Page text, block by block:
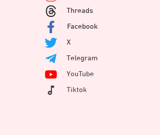
Threads
Facebook
X
Telegram
YouTube
Tiktok